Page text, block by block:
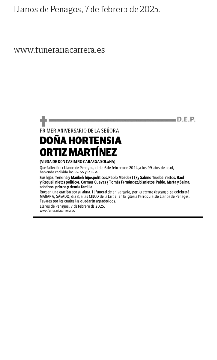
Llanos de Penagos, 7 de febrero de 2025.
www.funerariacarrera.es